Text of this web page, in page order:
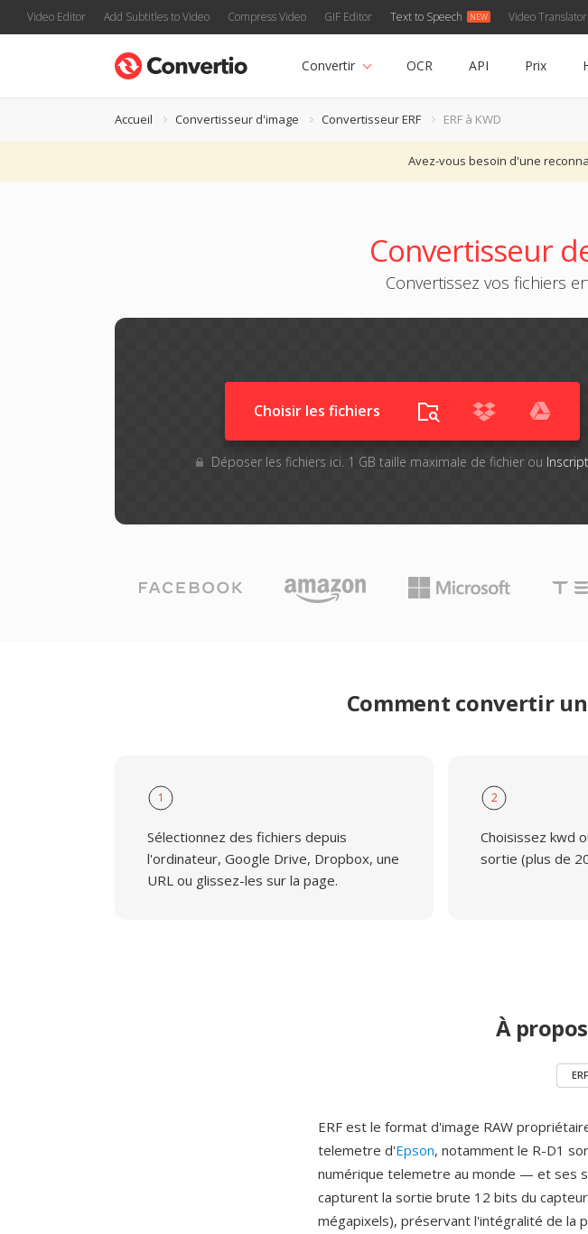
Video Editor Add Subtitles to Video Compress Video GIF Editor Text to Speech Video Translator
Convertir OCR API Prix
Accueil Convertisseur d'image Convertisseur ERF ERF à KWD
Avez-vous besoin d'une
Convertisseur
Convertissez vos fichiers
Choisir les fichiers
Déposer les fichiers ici. 1 GB taille maximale de fichier ou
Comment convertir
1
Sélectionnez des fichiers depuis
l'ordinateur, Google Drive, Dropbox, une
URL ou glissez-les sur la page.
2
Choisissez kwd
sortie (plus de
À
ERF
ERF est le format d'image RAW
telemetre d'Epson, notamment le R-D1
numérique telemetre au monde — et ses
capturent la sortie brute 12 bits du capteur
mégapixels), préservant l'intégralité de la